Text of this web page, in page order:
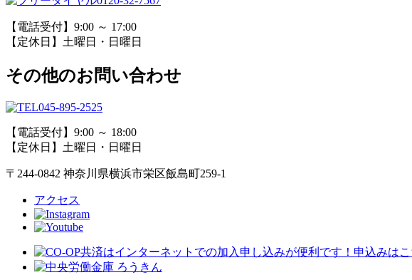
【電話受付】9:00 ～ 17:00
【定休日】土曜日・日曜日
その他のお問い合わせ
045-895-2525
【電話受付】9:00 ～ 18:00
【定休日】土曜日・日曜日
〒244-0842 神奈川県横浜市栄区飯島町259-1
アクセス